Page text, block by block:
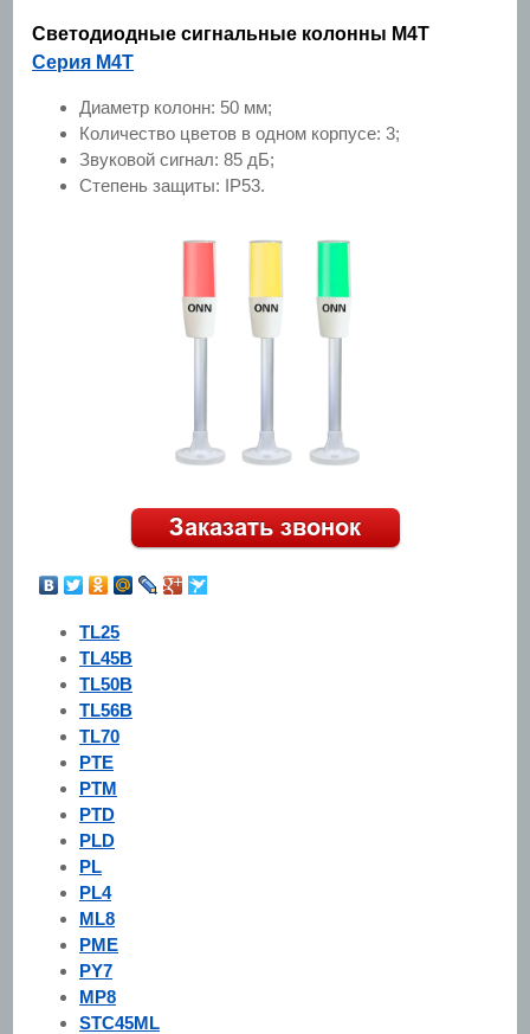
Светодиодные сигнальные колонны M4T
Серия M4T
Диаметр колонн: 50 мм;
Количество цветов в одном корпусе: 3;
Звуковой сигнал: 85 дБ;
Степень защиты: IP53.
TL25
TL45B
TL50B
TL56B
TL70
PTE
PTM
PTD
PLD
PL
PL4
ML8
PME
PY7
MP8
STC45ML